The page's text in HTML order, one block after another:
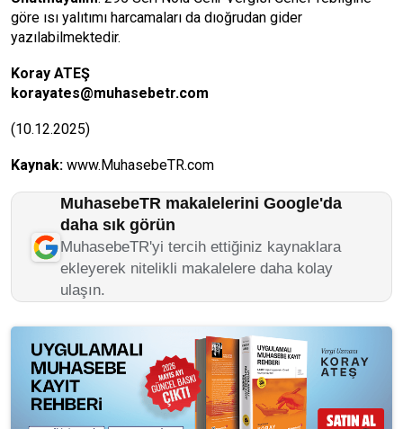
göre ısı yalıtımı harcamaları da dıoğrudan gider
yazılabilmektedir.
Koray ATEŞ
korayates@muhasebetr.com
(10.12.2025)
Kaynak: www.MuhasebeTR.com
MuhasebeTR makalelerini Google'da
daha sık görün
MuhasebeTR'yi tercih ettiğiniz kaynaklara
ekleyerek nitelikli makalelere daha kolay
ulaşın.